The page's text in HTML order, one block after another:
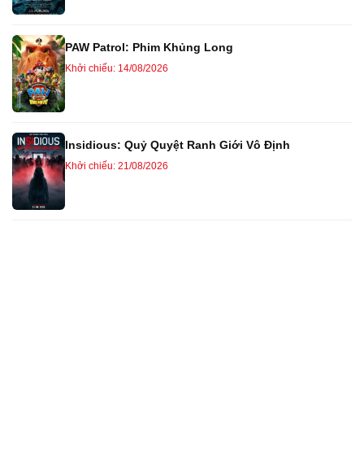
PAW Patrol: Phim Khủng Long
Khởi chiếu: 14/08/2026
Insidious: Quỷ Quyệt Ranh Giới Vô Định
Khởi chiếu: 21/08/2026